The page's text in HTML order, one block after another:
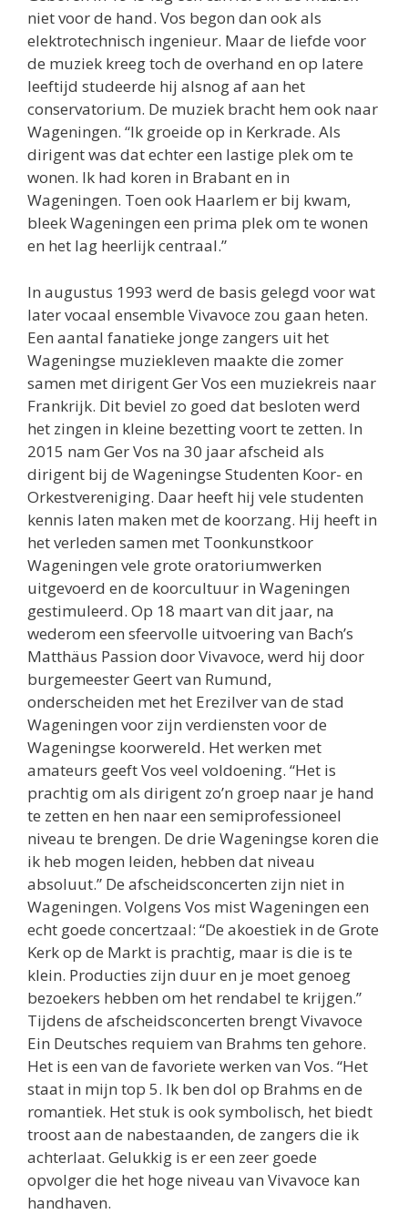
niet voor de hand. Vos begon dan ook als
elektrotechnisch ingenieur. Maar de liefde voor
de muziek kreeg toch de overhand en op latere
leeftijd studeerde hij alsnog af aan het
conservatorium. De muziek bracht hem ook naar
Wageningen. “Ik groeide op in Kerkrade. Als
dirigent was dat echter een lastige plek om te
wonen. Ik had koren in Brabant en in
Wageningen. Toen ook Haarlem er bij kwam,
bleek Wageningen een prima plek om te wonen
en het lag heerlijk centraal.”
In augustus 1993 werd de basis gelegd voor wat
later vocaal ensemble Vivavoce zou gaan heten.
Een aantal fanatieke jonge zangers uit het
Wageningse muziekleven maakte die zomer
samen met dirigent Ger Vos een muziekreis naar
Frankrijk. Dit beviel zo goed dat besloten werd
het zingen in kleine bezetting voort te zetten. In
2015 nam Ger Vos na 30 jaar afscheid als
dirigent bij de Wageningse Studenten Koor- en
Orkestvereniging. Daar heeft hij vele studenten
kennis laten maken met de koorzang. Hij heeft in
het verleden samen met Toonkunstkoor
Wageningen vele grote oratoriumwerken
uitgevoerd en de koorcultuur in Wageningen
gestimuleerd. Op 18 maart van dit jaar, na
wederom een sfeervolle uitvoering van Bach’s
Matthäus Passion door Vivavoce, werd hij door
burgemeester Geert van Rumund,
onderscheiden met het Erezilver van de stad
Wageningen voor zijn verdiensten voor de
Wageningse koorwereld. Het werken met
amateurs geeft Vos veel voldoening. “Het is
prachtig om als dirigent zo’n groep naar je hand
te zetten en hen naar een semiprofessioneel
niveau te brengen. De drie Wageningse koren die
ik heb mogen leiden, hebben dat niveau
absoluut.” De afscheidsconcerten zijn niet in
Wageningen. Volgens Vos mist Wageningen een
echt goede concertzaal: “De akoestiek in de Grote
Kerk op de Markt is prachtig, maar is die is te
klein. Producties zijn duur en je moet genoeg
bezoekers hebben om het rendabel te krijgen.”
Tijdens de afscheidsconcerten brengt Vivavoce
Ein Deutsches requiem van Brahms ten gehore.
Het is een van de favoriete werken van Vos. “Het
staat in mijn top 5. Ik ben dol op Brahms en de
romantiek. Het stuk is ook symbolisch, het biedt
troost aan de nabestaanden, de zangers die ik
achterlaat. Gelukkig is er een zeer goede
opvolger die het hoge niveau van Vivavoce kan
handhaven.